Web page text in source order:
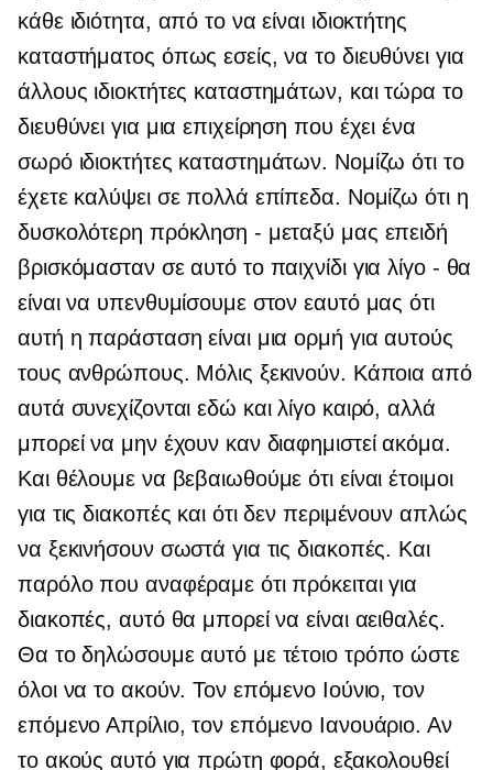
κάθε ιδιότητα, από το να είναι ιδιοκτήτης
καταστήματος όπως εσείς, να το διευθύνει για
άλλους ιδιοκτήτες καταστημάτων, και τώρα το
διευθύνει για μια επιχείρηση που έχει ένα
σωρό ιδιοκτήτες καταστημάτων. Νομίζω ότι το
έχετε καλύψει σε πολλά επίπεδα. Νομίζω ότι η
δυσκολότερη πρόκληση - μεταξύ μας επειδή
βρισκόμασταν σε αυτό το παιχνίδι για λίγο - θα
είναι να υπενθυμίσουμε στον εαυτό μας ότι
αυτή η παράσταση είναι μια ορμή για αυτούς
τους ανθρώπους. Μόλις ξεκινούν. Κάποια από
αυτά συνεχίζονται εδώ και λίγο καιρό, αλλά
μπορεί να μην έχουν καν διαφημιστεί ακόμα.
Και θέλουμε να βεβαιωθούμε ότι είναι έτοιμοι
για τις διακοπές και ότι δεν περιμένουν απλώς
να ξεκινήσουν σωστά για τις διακοπές. Και
παρόλο που αναφέραμε ότι πρόκειται για
διακοπές, αυτό θα μπορεί να είναι αειθαλές.
Θα το δηλώσουμε αυτό με τέτοιο τρόπο ώστε
όλοι να το ακούν. Τον επόμενο Ιούνιο, τον
επόμενο Απρίλιο, τον επόμενο Ιανουάριο. Αν
το ακούς αυτό για πρώτη φορά, εξακολουθεί